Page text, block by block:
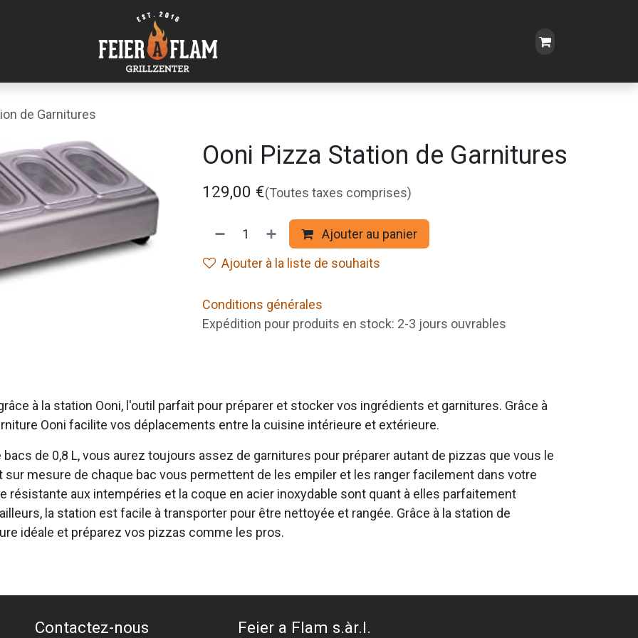
de Garnitures
Ooni Pizza Station de Garnitures
129,00 €(Toutes taxes comprises)
Ajouter au panier
Ajouter à la liste de souhaits
Conditions générales
Expédition pour produits en stock: 2-3 jours ouvrables
à la station Ooni, l'outil parfait pour préparer et stocker vos ingrédients et garnitures. Grâce à
Ooni facilite vos déplacements entre la cuisine intérieure et extérieure.
de 0,8 L, vous aurez toujours assez de garnitures pour préparer autant de pizzas que vous le
mesure de chaque bac vous permettent de les empiler et les ranger facilement dans votre
résistante aux intempéries et la coque en acier inoxydable sont quant à elles parfaitement
la station est facile à transporter pour être nettoyée et rangée. Grâce à la station de
idéale et préparez vos pizzas comme les pros.
Contactez-nous Feier a Flam s.àr.l.